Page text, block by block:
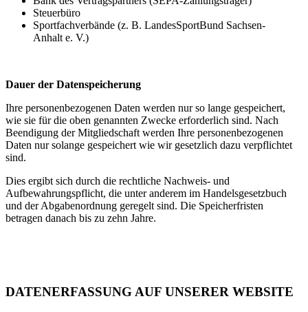
Steuerbüro
Sportfachverbände (z. B. LandesSportBund Sachsen-
Anhalt e. V.)
Dauer der Datenspeicherung
Ihre personenbezogenen Daten werden nur so lange gespeichert,
wie sie für die oben genannten Zwecke erforderlich sind. Nach
Beendigung der Mitgliedschaft werden Ihre personenbezogenen
Daten nur solange gespeichert wie wir gesetzlich dazu verpflichtet
sind.
Dies ergibt sich durch die rechtliche Nachweis- und
Aufbewahrungspflicht, die unter anderem im Handelsgesetzbuch
und der Abgabenordnung geregelt sind. Die Speicherfristen
betragen danach bis zu zehn Jahre.
DATENERFASSUNG AUF UNSERER WEBSITE